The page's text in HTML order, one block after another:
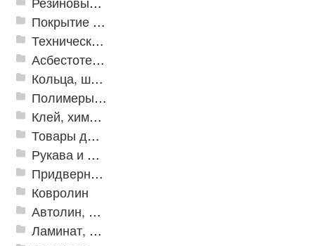
Покрытие из резиновой крошки
Техническая резина
Асбестотехнические и теплоизоляционные материалы
Кольца, шайбы, манжеты
Полимеры и пластики
Клей, химия, сопутствующие товары
Товары для дома
Рукава и шланги промышленные
Придверные решетки
Ковролин
Автолин, Транслин, Линолеум
Ламинат, Кварцвиниловая плитка SPC